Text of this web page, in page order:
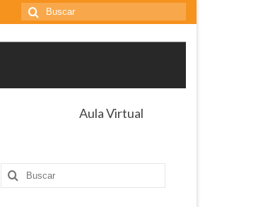
Buscar
por:
Aula Virtual
Buscar
por: